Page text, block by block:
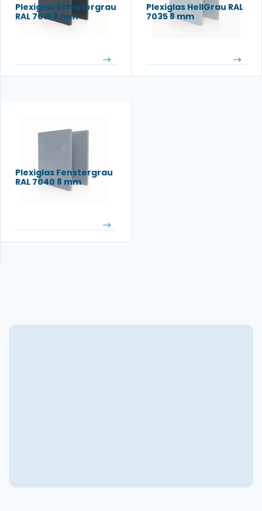
Plexiglas Schiefergrau
RAL 7015 8 mm
Plexiglas HellGrau RAL
7035 8 mm
Plexiglas Fenstergrau
RAL 7040 8 mm